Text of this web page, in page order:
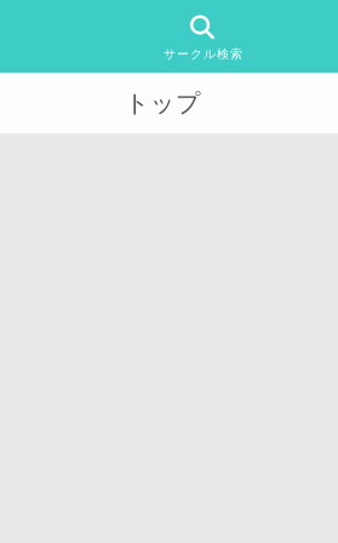
サークル検索
トップ